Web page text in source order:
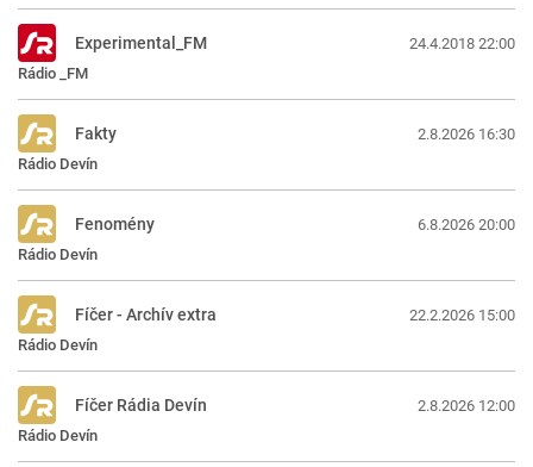
Rádio _FM
Experimental_FM 24.4.2018 22:00
Rádio Devín
Fakty 2.8.2026 16:30
Rádio Devín
Fenomény 6.8.2026 20:00
Rádio Devín
Fíčer - Archív extra 22.2.2026 15:00
Rádio Devín
Fíčer Rádia Devín 2.8.2026 12:00